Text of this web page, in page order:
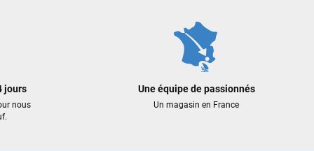
jours
nous
Une équipe de passionnés
Un magasin en France